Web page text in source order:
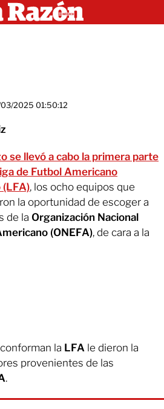
2025 01:50:12
se llevó a cabo la primera parte
de Futbol Americano
(LFA), los ocho equipos que
la oportunidad de escoger a
de la Organización Nacional
(ONEFA), de cara a la
la LFA le dieron la
provenientes de las
.